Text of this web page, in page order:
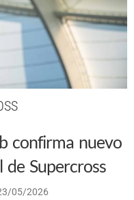
confirma nuevo
Supercross
05/2026